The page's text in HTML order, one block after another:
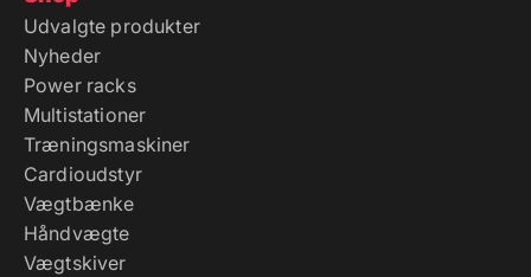
Udvalgte produkter
Nyheder
Power racks
Multistationer
Træningsmaskiner
Cardioudstyr
Vægtbænke
Håndvægte
Vægtskiver